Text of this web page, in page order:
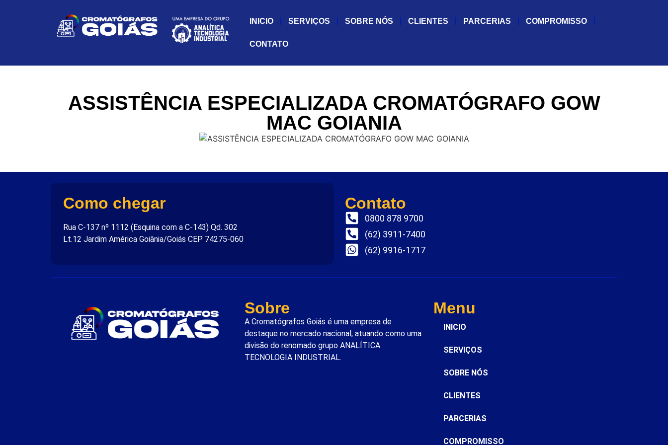
INICIO SERVIÇOS SOBRE NÓS CLIENTES PARCERIAS COMPROMISSO
CONTATO
ASSISTÊNCIA ESPECIALIZADA CROMATÓGRAFO GOW
MAC GOIANIA
Como chegar
Rua C-137 nº 1112 (Esquina com a C-143) Qd. 302
Lt.12 Jardim América Goiânia/Goiás CEP 74275-060
Contato
0800 878 9700
(62) 3911-7400
(62) 9916-1717
Sobre
A Cromatógrafos Goiás é uma empresa de
destaque no mercado nacional, atuando como uma
divisão do renomado grupo ANALÍTICA
TECNOLOGIA INDUSTRIAL.
Menu
INICIO
SERVIÇOS
SOBRE NÓS
CLIENTES
PARCERIAS
COMPROMISSO